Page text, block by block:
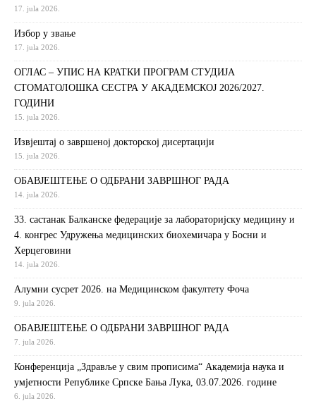
17. jula 2026.
Избор у звање
17. jula 2026.
ОГЛАС – УПИС НА КРАТКИ ПРОГРАМ СТУДИЈА
СТОМАТОЛОШКА СЕСТРА У АКАДЕМСКОЈ 2026/2027.
ГОДИНИ
15. jula 2026.
Извjeштaj o зaвршeнoj дoктoрскoj дисeртaциjи
15. jula 2026.
ОБАВЈЕШТЕЊЕ О ОДБРАНИ ЗАВРШНОГ РАДА
14. jula 2026.
33. састанак Балканске федерације за лабораторијску медицину и
4. конгрес Удружења медицинских биохемичара у Босни и
Херцеговини
14. jula 2026.
Алумни сусрет 2026. на Медицинском факултету Фоча
9. jula 2026.
ОБАВЈЕШТЕЊЕ О ОДБРАНИ ЗАВРШНОГ РАДА
7. jula 2026.
Конференција „Здравље у свим прописима“ Академија наука и
умјетности Републике Српске Бања Лука, 03.07.2026. године
6. jula 2026.